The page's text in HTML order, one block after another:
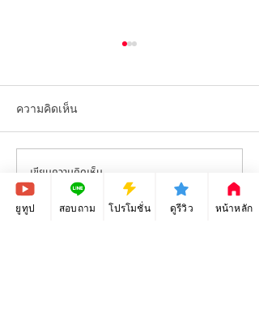
Adobe Photoshop -
Tutorials ep.10 - Image Die
Cut
ความคิดเห็น
เขียนความคิดเห็น…
ยูทูป สอบถาม โปรโมชั่น ดูรีวิว หน้าหลัก